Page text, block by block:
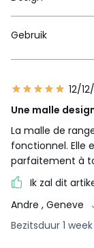
Gebruik
12/
Une malle
La malle de
fonctionnel. Elle
parfaitement à
Ik zal dit
Andre , Geneve
Bezitsduur 1 week